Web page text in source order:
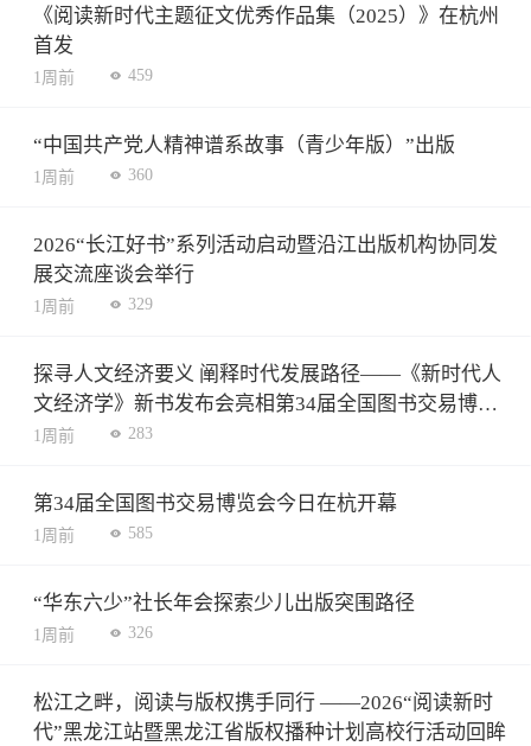
《阅读新时代主题征文优秀作品集（2025）》在杭州
首发
1周前 459
“中国共产党人精神谱系故事（青少年版）”出版
1周前 360
2026“长江好书”系列活动启动暨沿江出版机构协同发
展交流座谈会举行
1周前 329
探寻人文经济要义 阐释时代发展路径——《新时代人
文经济学》新书发布会亮相第34届全国图书交易博览
会
1周前 283
第34届全国图书交易博览会今日在杭开幕
1周前 585
“华东六少”社长年会探索少儿出版突围路径
1周前 326
松江之畔，阅读与版权携手同行 ——2026“阅读新时
代”黑龙江站暨黑龙江省版权播种计划高校行活动回眸